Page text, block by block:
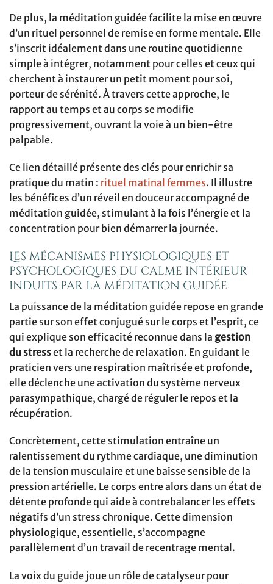
De plus, la méditation guidée facilite la mise en œuvre
d’un rituel personnel de remise en forme mentale. Elle
s’inscrit idéalement dans une routine quotidienne
simple à intégrer, notamment pour celles et ceux qui
cherchent à instaurer un petit moment pour soi,
porteur de sérénité. À travers cette approche, le
rapport au temps et au corps se modifie
progressivement, ouvrant la voie à un bien-être
palpable.
Ce lien détaillé présente des clés pour enrichir sa
pratique du matin : rituel matinal femmes. Il illustre
les bénéfices d’un réveil en douceur accompagné de
méditation guidée, stimulant à la fois l’énergie et la
concentration pour bien démarrer la journée.
Les mécanismes physiologiques et
psychologiques du calme intérieur
induits par la méditation guidée
La puissance de la méditation guidée repose en grande
partie sur son effet conjugué sur le corps et l’esprit, ce
qui explique son efficacité reconnue dans la gestion
du stresset la recherche de relaxation. En guidant le
praticien vers une respiration maîtrisée et profonde,
elle déclenche une activation du système nerveux
parasympathique, chargé de réguler le repos et la
récupération.
Concrètement, cette stimulation entraîne un
ralentissement du rythme cardiaque, une diminution
de la tension musculaire et une baisse sensible de la
pression artérielle. Le corps entre alors dans un état de
détente profonde qui aide à contrebalancer les effets
négatifs d’un stress chronique. Cette dimension
physiologique, essentielle, s’accompagne
parallèlement d’un travail de recentrage mental.
La voix du guide joue un rôle de catalyseur pour